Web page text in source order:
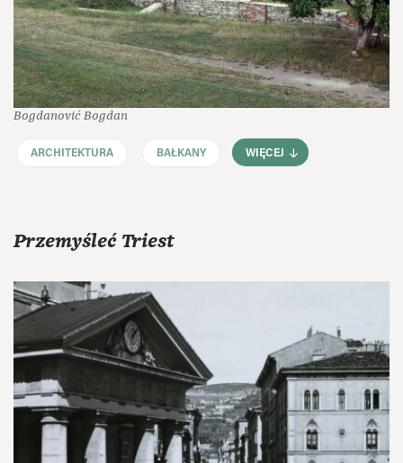
Bogdanović Bogdan
ARCHITEKTURA BAŁKANY WIĘCEJ
Przemyśleć Triest